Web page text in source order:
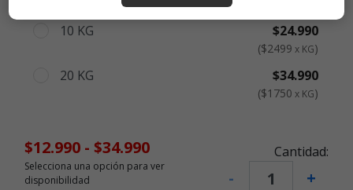
10 KG
$2499 x KG
$24.990
20 KG
$1750 x KG
$34.990
Cantidad:
- +
$12.990 - $34.990
Selecciona una opción para ver
disponibilidad